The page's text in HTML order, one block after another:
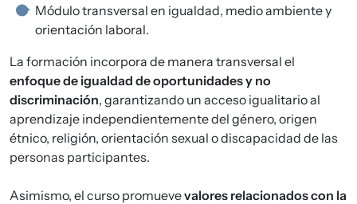
Módulo transversal en igualdad, medio ambiente y
orientación laboral.
La formación incorpora de manera transversal el
enfoque de igualdad de oportunidades y no
discriminación, garantizando un acceso igualitario al
aprendizaje independientemente del género, origen
étnico, religión, orientación sexual o discapacidad de las
personas participantes.
Asimismo, el curso promuevevalores relacionados con la